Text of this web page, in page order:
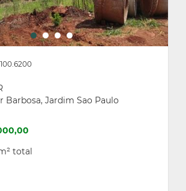
Barbosa, Jardim Sao Paulo
total